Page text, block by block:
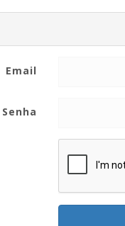
Email
Senha